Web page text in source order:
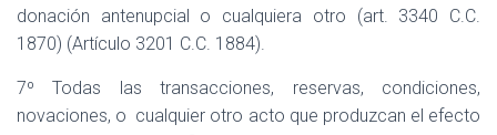
donación antenupcial o cualquiera otro (art. 3340 C.C.
1870) (Artículo 3201 C.C. 1884).
7º Todas las transacciones, reservas, condiciones,
novaciones, o cualquier otro acto que produzcan el efecto